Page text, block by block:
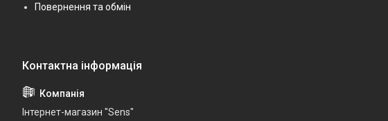
Повернення та обмін
Iнтернет-магазин "Sens"